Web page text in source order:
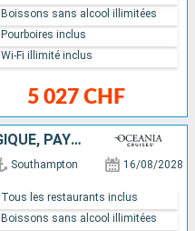
5 027 CHF
Boissons sans alcool illimitées
Pourboires inclus
Wi-Fi illimité inclus
ROYAUME-UNI, FRANCE, BELGIQUE, PAYS-BAS, ALLEMAGNE, NORVÈGE, DANEMARK
Southampton 16/08/2028
Tous les restaurants inclus
Boissons sans alcool illimitées